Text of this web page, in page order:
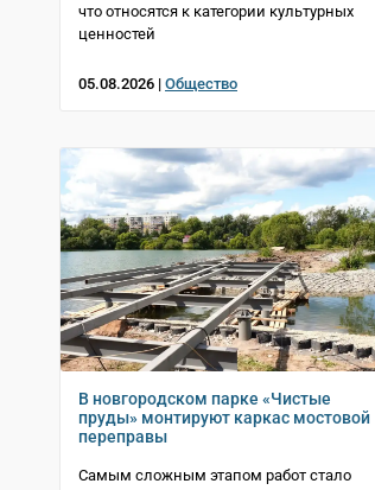
что относятся к категории культурных
ценностей
05.08.2026 | Общество
В новгородском парке «Чистые
пруды» монтируют каркас мостовой
переправы
Самым сложным этапом работ стало